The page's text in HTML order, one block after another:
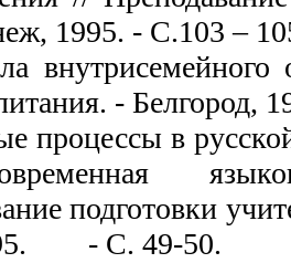
1995. - С.103 –
- Белгород,
процессы в
подготовки
- С. 49-50.